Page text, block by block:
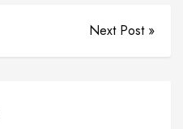
Next Post »